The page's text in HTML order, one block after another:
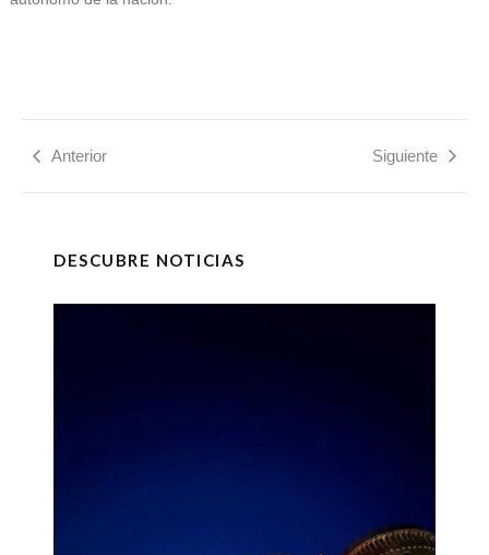
Anterior Siguiente
DESCUBRE NOTICIAS